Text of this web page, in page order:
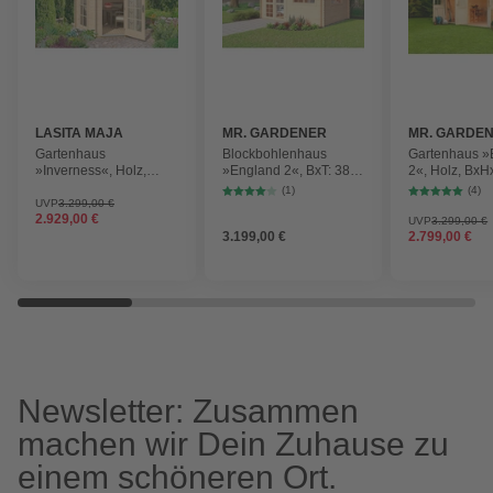
LASITA MAJA
Gartenhaus
»Inverness«, Holz,
242,5 cm (Außenmaße
inkl. Dachüberstand)
UVP3.299,00 €
2.929,00 €
MR. GARDENER
Blockbohlenhaus
»England 2«, BxT: 384
x 384 cm (Außenmaß),
(1)
3.199,00 €
MR.
Gartenhaus
2«, Holz,
270 x 280 cm
(4)
UVP3.299,00 €
2.799,00 €
Newsletter: Zusammen
machen wir Dein Zuhause zu
einem schöneren Ort.